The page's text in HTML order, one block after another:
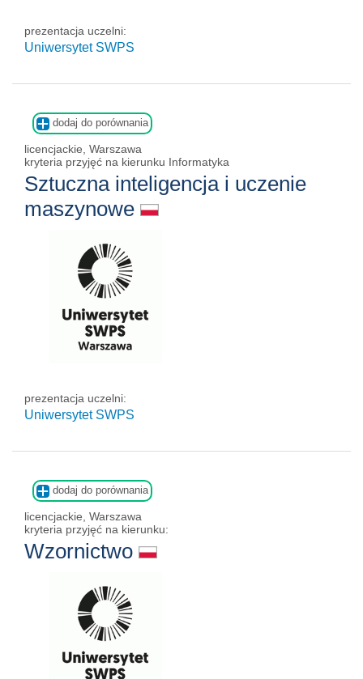
prezentacja uczelni:
Uniwersytet SWPS
dodaj do porównania
licencjackie, Warszawa
kryteria przyjęć na kierunku Informatyka
Sztuczna inteligencja i uczenie
maszynowe
prezentacja uczelni:
Uniwersytet SWPS
dodaj do porównania
licencjackie, Warszawa
kryteria przyjęć na kierunku:
Wzornictwo